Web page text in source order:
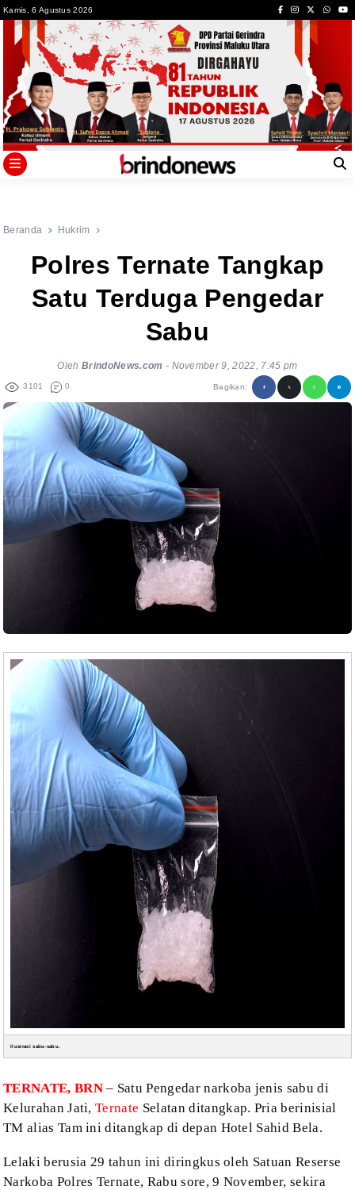
toKamis, 6 Agustus 2026
Beranda Hukrim
Polres Ternate Tangkap
Satu Terduga Pengedar
Sabu
OlehBrindoNews.com - November 9, 2022, 7:45 pm
3101 0 Bagikan:
Ilustrasi sabu-sabu.
TERNATE, BRN – Satu Pengedar narkoba jenis sabu di
Kelurahan Jati, Ternate Selatan ditangkap. Pria berinisial
TM alias Tam ini ditangkap di depan Hotel Sahid Bela.
Lelaki berusia 29 tahun ini diringkus oleh Satuan Reserse
Narkoba Polres Ternate, Rabu sore, 9 November, sekira